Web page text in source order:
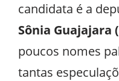
candidata é a
Sônia Guajajara
poucos nomes
tantas